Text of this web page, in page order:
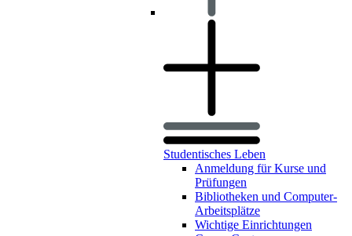
Studentisches Leben
Anmeldung für Kurse und
Prüfungen
Bibliotheken und Computer-
Arbeitsplätze
Wichtige Einrichtungen